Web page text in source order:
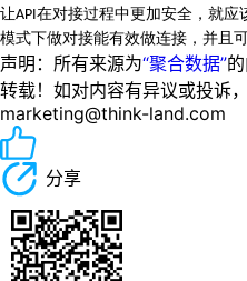
让API在对接过程中更加安全，就应
模式下做对接能有效做连接，并且
声明：所有来源为“聚合数据”
转载！如对内容有异议或投诉
marketing@think-land.com
分享